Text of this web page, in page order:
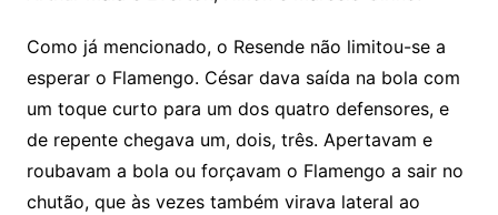
Como já mencionado, o Resende não limitou-se a
esperar o Flamengo. César dava saída na bola com
um toque curto para um dos quatro defensores, e
de repente chegava um, dois, três. Apertavam e
roubavam a bola ou forçavam o Flamengo a sair no
chutão, que às vezes também virava lateral ao